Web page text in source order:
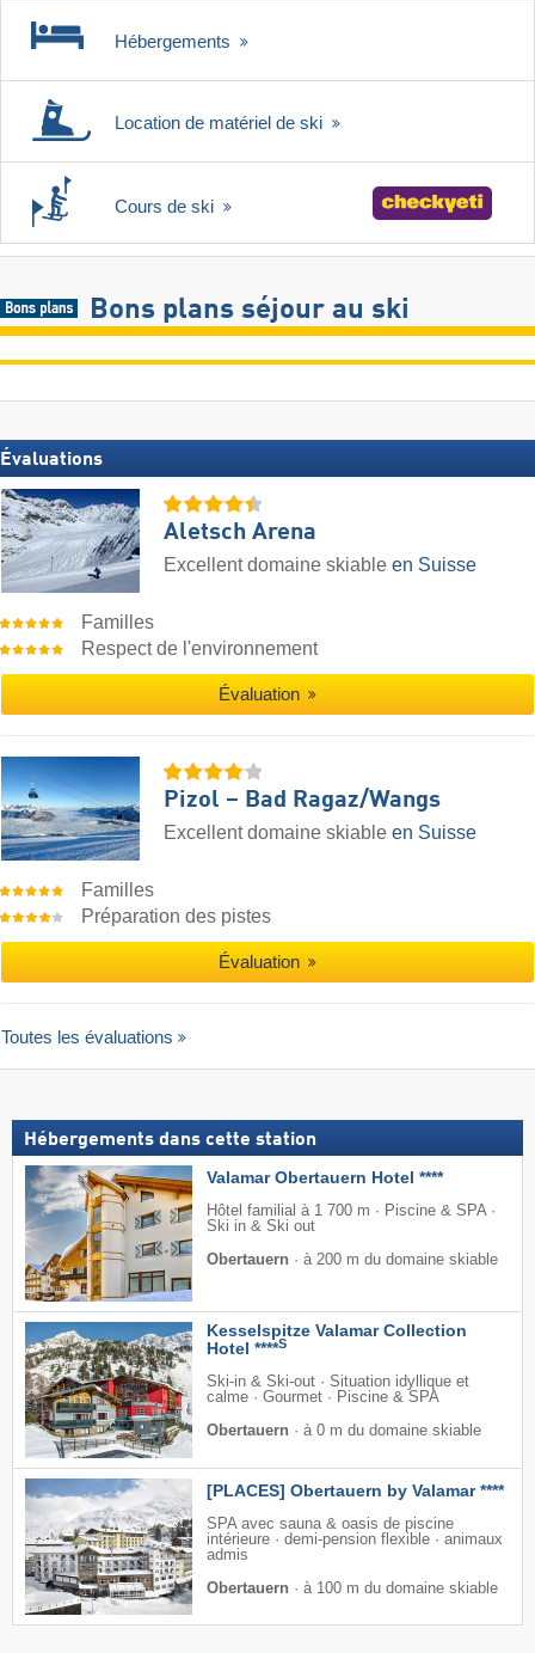
Hébergements
Location de matériel de ski
Cours de ski
Bons plans séjour au ski
Évaluations
Aletsch Arena
Excellent domaine skiable en Suisse
Familles
Respect de l'environnement
Évaluation
Pizol – Bad Ragaz/​Wangs
Excellent domaine skiable en Suisse
Familles
Préparation des pistes
Évaluation
Toutes les évaluations
Hébergements dans cette station
Valamar Obertauern Hotel ****
Hôtel familial à 1 700 m · Piscine & SPA ·
Ski in & Ski out
Obertauern · à 200 m du domaine skiable
Kesselspitze Valamar Collection
Hotel ****S
Ski-in & Ski-out · Situation idyllique et
calme · Gourmet · Piscine & SPA
Obertauern · à 0 m du domaine skiable
[PLACES] Obertauern by Valamar ****
SPA avec sauna & oasis de piscine
intérieure · demi-pension flexible · animaux
admis
Obertauern · à 100 m du domaine skiable